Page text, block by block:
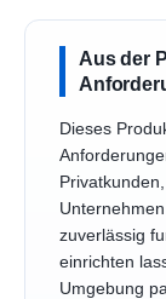
Aus der
Dieses
zuverlässig
einrichten
Umgebung